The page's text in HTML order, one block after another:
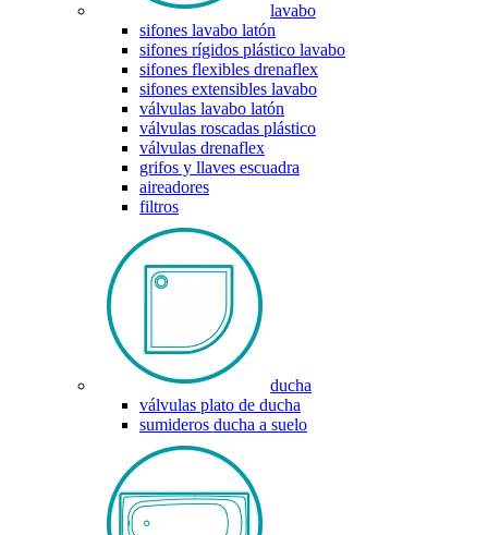
lavabo
sifones lavabo latón
sifones rígidos plástico lavabo
sifones flexibles drenaflex
sifones extensibles lavabo
válvulas lavabo latón
válvulas roscadas plástico
válvulas drenaflex
grifos y llaves escuadra
aireadores
filtros
ducha
válvulas plato de ducha
sumideros ducha a suelo